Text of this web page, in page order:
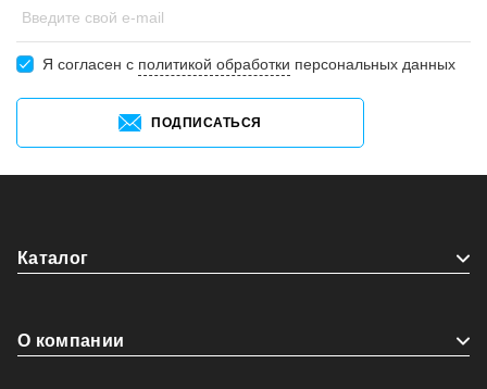
Введите свой e-mail
Я согласен c политикой обработки персональных данных
ПОДПИСАТЬСЯ
Каталог
О компании